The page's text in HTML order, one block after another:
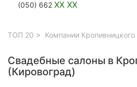
(050) 662 XX XX
ТОП 20 Компании
Свадебные салоны в
(Кировоград)